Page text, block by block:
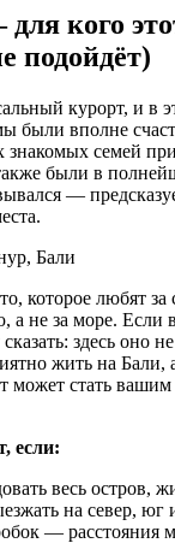
кого
подойдёт)
курорт, и в
были вполне
семей
были в
—
которое любят за
а не за море. Если
здесь оно
жить на Бали,
может стать
если:
весь остров,
на север, юг
— расстояния